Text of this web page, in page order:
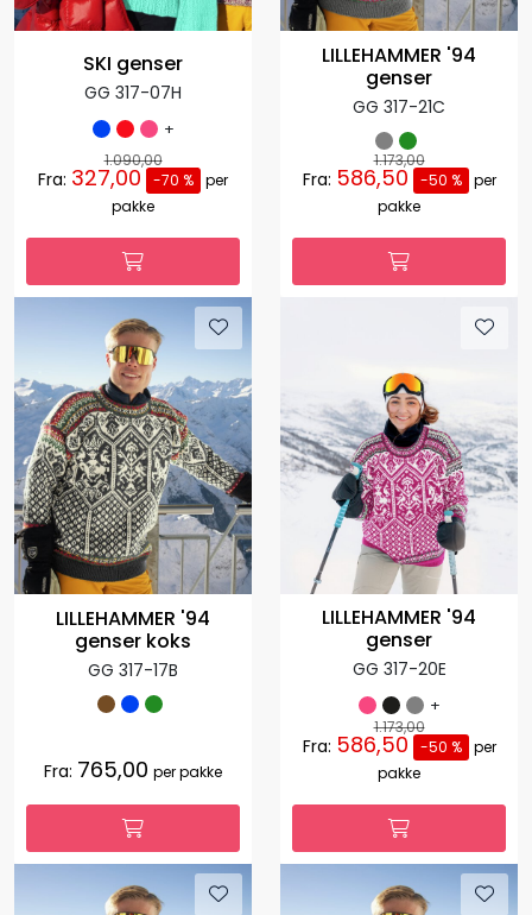
SKI genser
GG 317-07H
+
1.090,00
Fra: 327,00 -70 % per
pakke
LILLEHAMMER '94
genser
GG 317-21C
1.173,00
Fra: 586,50 -50 %
per
pakke
LILLEHAMMER '94
genser koks
GG 317-17B
Fra: 765,00 per pakke
LILLEHAMMER '94
genser
GG 317-20E
+
1.173,00
Fra: 586,50 -50 %
per
pakke